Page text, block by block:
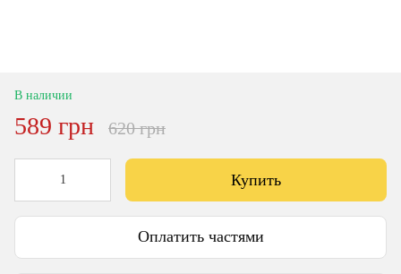
В наличии
589 грн 620 грн
Купить
Оплатить частями